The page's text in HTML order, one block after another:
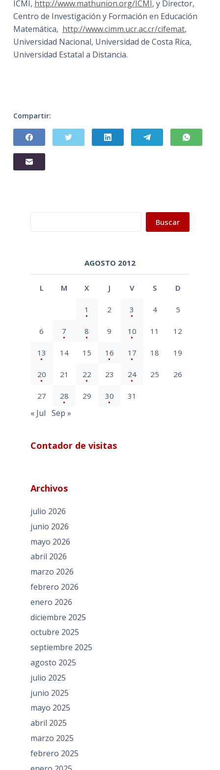
ICMI, http://www.mathunion.org/ICMI, y Director,
Centro de Investigación y Formación en Educación
Matemática, http://www.cimm.ucr.ac.cr/cifemat,
Universidad Nacional, Universidad de Costa Rica,
Universidad Estatal a Distancia.
Compartir:
Buscar
AGOSTO 2012
L M X J V S D
1 2 3 4 5
6 7 8 9 10 11 12
13 14 15 16 17 18 19
20 21 22 23 24 25 26
27 28 29 30 31
« Jul Sep »
Contador de visitas
Archivos
julio 2026
junio 2026
mayo 2026
abril 2026
marzo 2026
febrero 2026
enero 2026
diciembre 2025
octubre 2025
septiembre 2025
agosto 2025
julio 2025
junio 2025
mayo 2025
abril 2025
marzo 2025
febrero 2025